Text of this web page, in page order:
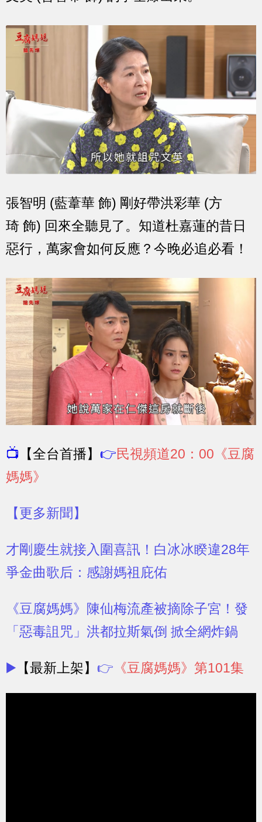
張智明 (藍葦華 飾) 剛好帶洪彩華 (方
琦 飾) 回來全聽見了。知道杜嘉蓮的昔日
惡行，萬家會如何反應？今晚必追必看！
📺 【全台首播】 👉民視頻道20：00《豆腐
媽媽》
【更多新聞】
才剛慶生就接入圍喜訊！白冰冰睽違28年
爭金曲歌后：感謝媽祖庇佑
《豆腐媽媽》陳仙梅流產被摘除子宮！發
「惡毒詛咒」洪都拉斯氣倒 掀全網炸鍋
▶️ 【最新上架】 👉 《豆腐媽媽》第101集